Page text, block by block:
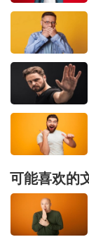
可能喜欢的